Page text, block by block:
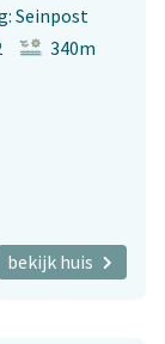
Seinpost
340m
bekijk huis